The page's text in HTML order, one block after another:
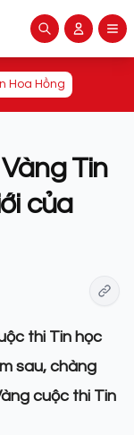
Hoa Hồng
Tin
của
thi Tin học
sau, chàng
cuộc thi Tin